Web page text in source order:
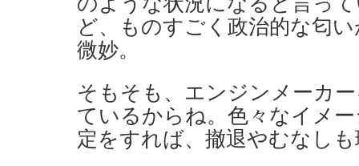
ど、ものすごく政治的な匂
微妙。
そもそも、エンジンメーカ
ているからね。色々なイメ
定をすれば、撤退やむなし